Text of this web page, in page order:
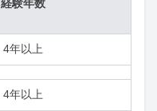
経験年数
4年以上
4年以上